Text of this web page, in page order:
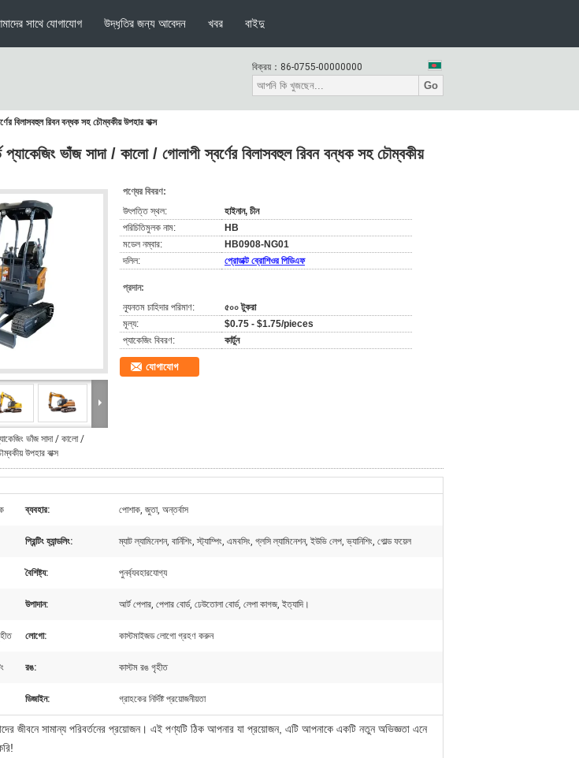
সাথে যোগাযোগ উদ্ধৃতির জন্য আবেদন খবর বাইদু
বিক্রয়： 86-0755-00000000
Go
বিলাসবহুল রিবন বন্ধক সহ চৌম্বকীয় উপহার বাক্স
ভাঁজ সাদা / কালো / গোলাপী স্বর্ণের বিলাসবহুল রিবন বন্ধক সহ চৌম্বকীয়
ভাঁজ সাদা / কালো /
উপহার বাক্স
পণ্যের বিবরণ:
উৎপত্তি স্থল:
হাইনান, চীন
পরিচিতিমুলক নাম:
HB
মডেল নম্বার:
HB0908-NG01
দলিল:
প্রোডাক্ট ব্রোশিওর পিডিএফ
প্রদান:
ন্যূনতম চাহিদার পরিমাণ:
৫০০ টুকরা
মূল্য:
$0.75 - $1.75/pieces
প্যাকেজিং বিবরণ:
কার্টুন
যোগাযোগ
ব্যবহার: পোশাক, জুতা, অন্তর্বাস
প্রিন্টিং হ্যান্ডলিং: ম্যাট ল্যামিনেশন, বার্নিশিং, স্ট্যাম্পিং, এমবসিং, গ্লসি ল্যামিনেশন, ইউভি লেপ, ভ্যানিশিং, গোল্ড ফয়েল
বৈশিষ্ট্য: পুনর্ব্যবহারযোগ্য
উপাদান: আর্ট পেপার, পেপার বোর্ড, ঢেউতোলা বোর্ড, লেপা কাগজ, ইত্যাদি।
লোগো: কাস্টমাইজড লোগো গ্রহণ করুন
রঙ: কাস্টম রঙ গৃহীত
ডিজাইন: গ্রাহকের নির্দিষ্ট প্রয়োজনীয়তা
জীবনে সামান্য পরিবর্তনের প্রয়োজন। এই পণ্যটি ঠিক আপনার যা প্রয়োজন, এটি আপনাকে একটি নতুন অভিজ্ঞতা এনে